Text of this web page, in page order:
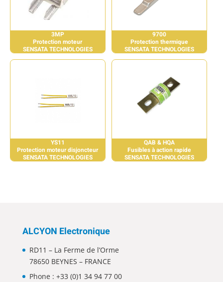
3MP
Protection moteur
SENSATA TECHNOLOGIES
9700
Protection thermique
SENSATA TECHNOLOGIES
YS11
Protection moteur disjoncteur
SENSATA TECHNOLOGIES
QAB & HQA
Fusibles à action rapide
SENSATA TECHNOLOGIES
ALCYON Electronique
RD11 – La Ferme de l’Orme
78650 BEYNES – FRANCE
Phone : +33 (0)1 34 94 77 00